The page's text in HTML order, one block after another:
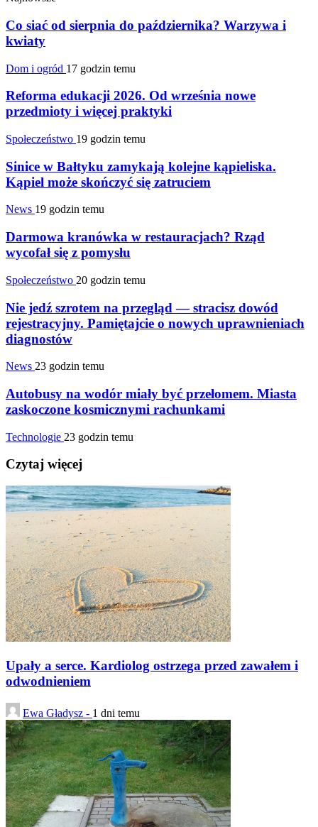
Co siać od sierpnia do października? Warzywa i
kwiaty
Dom i ogród 17 godzin temu
Reforma edukacji 2026. Od września nowe
przedmioty i więcej praktyki
Społeczeństwo 19 godzin temu
Sinice w Bałtyku zamykają kolejne kąpieliska.
Kąpiel może skończyć się zatruciem
News 19 godzin temu
Darmowa kranówka w restauracjach? Rząd
wycofał się z pomysłu
Społeczeństwo 20 godzin temu
Nie jedź szrotem na przegląd — stracisz dowód
rejestracyjny. Pamiętajcie o nowych uprawnieniach
diagnostów
News 23 godzin temu
Autobusy na wodór miały być przełomem. Miasta
zaskoczone kosmicznymi rachunkami
Technologie 23 godzin temu
Czytaj więcej
Upały a serce. Kardiolog ostrzega przed zawałem i
odwodnieniem
Ewa Gładysz - 1 dni temu